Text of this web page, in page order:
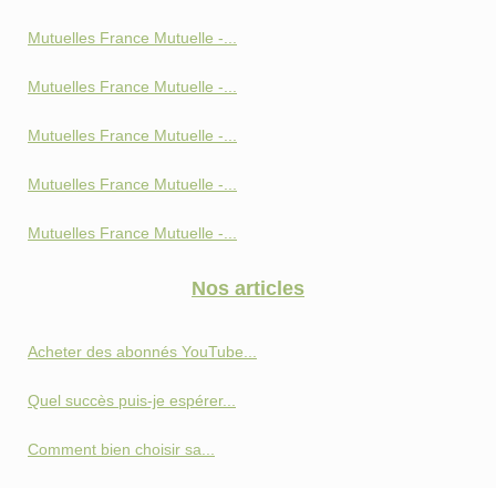
Mutuelles France Mutuelle -...
Mutuelles France Mutuelle -...
Mutuelles France Mutuelle -...
Mutuelles France Mutuelle -...
Mutuelles France Mutuelle -...
Nos articles
Acheter des abonnés YouTube...
Quel succès puis-je espérer...
Comment bien choisir sa...